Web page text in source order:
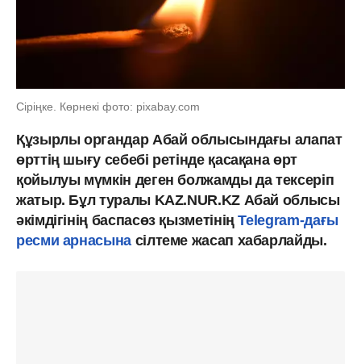
Сіріңке. Көрнекі фото: pixabay.com
Құзырлы органдар Абай облысындағы алапат
өрттің шығу себебі ретінде қасақана өрт
қойылуы мүмкін деген болжамды да тексеріп
жатыр. Бұл туралы KAZ.NUR.KZ Абай облысы
әкімдігінің баспасөз қызметініңTelegram-дағы
ресми арнасына сілтеме жасап хабарлайды.